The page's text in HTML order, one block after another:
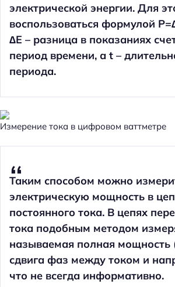
электрической энергии. Для
воспользоваться формулой
∆E – разница в показаниях
период времени, а t –
периода.
Измерение тока в цифровом ваттметре
Таким способом можно
электрическую мощность в
постоянного тока. В цепях
тока подобным методом
называемая полная мощность
сдвига фаз между током и
что не всегда информативно.